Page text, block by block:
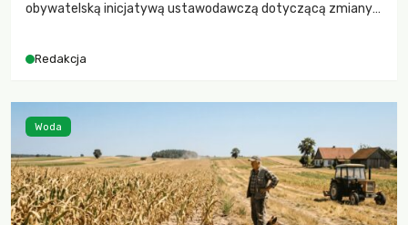
obywatelską inicjatywą ustawodawczą dotyczącą zmiany
niezwykle korzystne rozwiązania dla przyrody i zwierząt,
funkcjonowania łowiectwa w Polsce.
Redakcja
Woda